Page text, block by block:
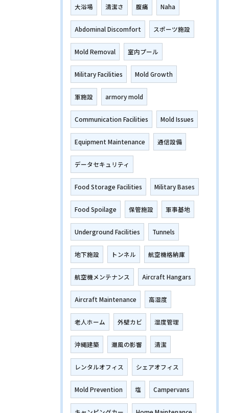
大浴場 清潔さ 腹痛 Naha
Abdominal Discomfort スポーツ施設
Mold Removal 室内プール
Military Facilities Mold Growth
軍施設 armory mold
Communication Facilities Mold Issues
Equipment Maintenance 通信設備
データセキュリティ
Food Storage Facilities Military Bases
Food Spoilage 保管施設 軍事基地
Underground Facilities Tunnels
地下施設 トンネル 航空機格納庫
航空機メンテナンス Aircraft Hangars
Aircraft Maintenance 高湿度
老人ホーム 外壁カビ 湿度管理
沖縄建築 潮風の影響 清潔
レンタルオフィス シェアオフィス
Mold Prevention 塩 Campervans